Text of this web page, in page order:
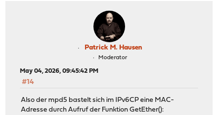
Patrick M. Hausen
Moderator
May 04, 2026, 09:45:42 PM
#14
Also der mpd5 bastelt sich im IPv6CP eine MAC-
Adresse durch Aufruf der Funktion GetEther():